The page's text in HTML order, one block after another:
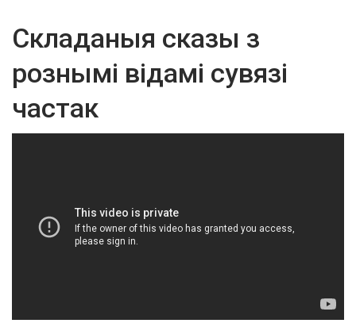
Складаныя сказы з
рознымі відамі сувязі
частак